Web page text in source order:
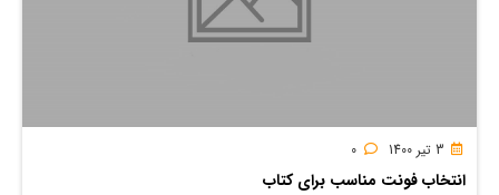
انتخاب فونت مناسب برای کتاب